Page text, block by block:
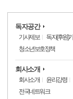
독자공간
기사제보 독자(후원)
청소년보호정책
회사소개
회사소개 윤리강령
전국네트워크